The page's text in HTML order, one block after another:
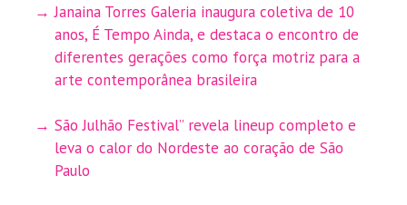
Janaina Torres Galeria inaugura coletiva de 10
anos, É Tempo Ainda, e destaca o encontro de
diferentes gerações como força motriz para a
arte contemporânea brasileira
São Julhão Festival” revela lineup completo e
leva o calor do Nordeste ao coração de São
Paulo